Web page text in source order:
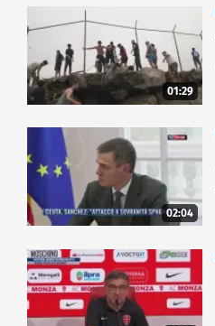
01:29
02:04